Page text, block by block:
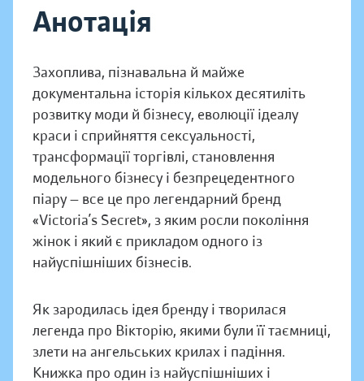
Анотація
Захоплива, пізнавальна й майже
документальна історія кількох десятиліть
розвитку моди й бізнесу, еволюції ідеалу
краси і сприйняття сексуальності,
трансформації торгівлі, становлення
модельного бізнесу і безпрецедентного
піару — все це про легендарний бренд
«Victoria’s Secret», з яким росли покоління
жінок і який є прикладом одного із
найуспішніших бізнесів.
Як зародилась ідея бренду і творилася
легенда про Вікторію, якими були її таємниці,
злети на ангельських крилах і падіння.
Книжка про один із найуспішніших і